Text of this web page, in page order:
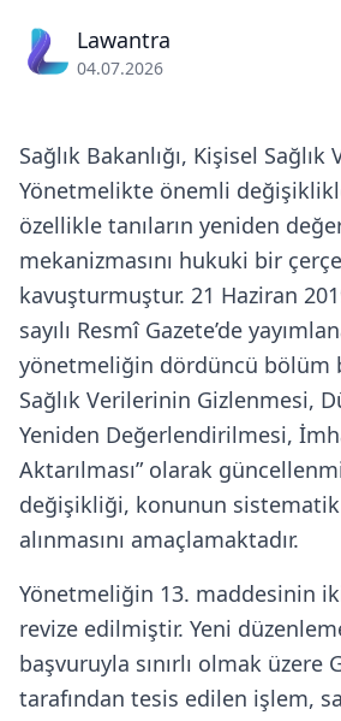
Lawantra
04.07.2026
Sağlık Bakanlığı, Kişisel
Yönetmelikte önemli
özellikle tanıların yeniden
mekanizmasını hukuki bir
kavuşturmuştur. 21 Haziran
sayılı Resmî Gazete’de
yönetmeliğin dördüncü bölüm
Sağlık Verilerinin Gizlenmesi,
Yeniden Değerlendirilmesi,
Aktarılması” olarak
değişikliği, konunun
alınmasını amaçlamaktadır.
Yönetmeliğin 13. maddesinin
revize edilmiştir. Yeni
başvuruyla sınırlı olmak üzere
tarafından tesis edilen işlem,